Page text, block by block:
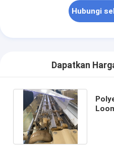
Hubungi
Dapatkan